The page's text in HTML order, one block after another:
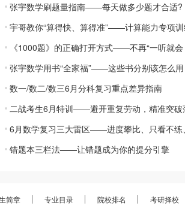
张宇数学刷题量指南——每天做多少题才合适?
宇哥教你“算得快、算得准”——计算能力专项
《1000题》的正确打开方式——不再“一听就会
张宇数学用书“全家福”——这些书分别该怎么
数一/数二/数三6月分科复习重点差异指南
二战考生6月特训——避开重复劳动，精准突破
6月数学复习三大雷区——进度攀比、只看不练
错题本三栏法——让错题成为你的提分引擎
简章 专业目录 院校排名
考研择校